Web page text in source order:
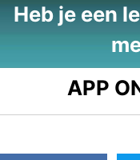
Heb je een
APP